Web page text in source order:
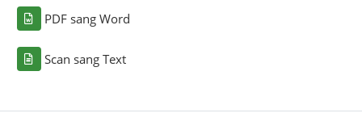
PDF sang Word
Scan sang Text